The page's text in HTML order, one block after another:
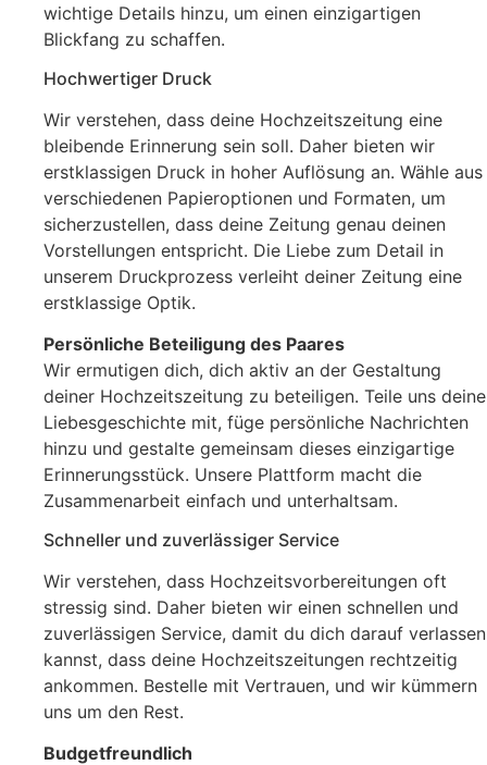
wichtige Details hinzu, um einen einzigartigen
Blickfang zu schaffen.
Hochwertiger Druck
Wir verstehen, dass deine Hochzeitszeitung eine
bleibende Erinnerung sein soll. Daher bieten wir
erstklassigen Druck in hoher Auflösung an. Wähle aus
verschiedenen Papieroptionen und Formaten, um
sicherzustellen, dass deine Zeitung genau deinen
Vorstellungen entspricht. Die Liebe zum Detail in
unserem Druckprozess verleiht deiner Zeitung eine
erstklassige Optik.
Persönliche Beteiligung des Paares
Wir ermutigen dich, dich aktiv an der Gestaltung
deiner Hochzeitszeitung zu beteiligen. Teile uns deine
Liebesgeschichte mit, füge persönliche Nachrichten
hinzu und gestalte gemeinsam dieses einzigartige
Erinnerungsstück. Unsere Plattform macht die
Zusammenarbeit einfach und unterhaltsam.
Schneller und zuverlässiger Service
Wir verstehen, dass Hochzeitsvorbereitungen oft
stressig sind. Daher bieten wir einen schnellen und
zuverlässigen Service, damit du dich darauf verlassen
kannst, dass deine Hochzeitszeitungen rechtzeitig
ankommen. Bestelle mit Vertrauen, und wir kümmern
uns um den Rest.
Budgetfreundlich